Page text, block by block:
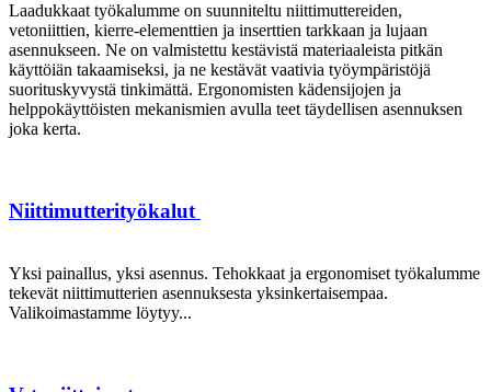
Laadukkaat työkalumme on suunniteltu niittimuttereiden,
vetoniittien, kierre-elementtien ja inserttien tarkkaan ja lujaan
asennukseen. Ne on valmistettu kestävistä materiaaleista pitkän
käyttöiän takaamiseksi, ja ne kestävät vaativia työympäristöjä
suorituskyvystä tinkimättä. Ergonomisten kädensijojen ja
helppokäyttöisten mekanismien avulla teet täydellisen asennuksen
joka kerta.
Niittimutterityökalut
Yksi painallus, yksi asennus. Tehokkaat ja ergonomiset työkalumme
tekevät niittimutterien asennuksesta yksinkertaisempaa.
Valikoimastamme löytyy...